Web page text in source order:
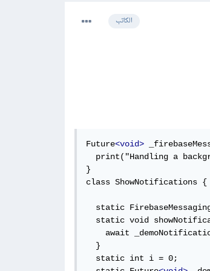
الكاتب
Future<void>
print("Handling a
}
class ShowNotifications {
static
static void
await
  }
  static int i = 0;